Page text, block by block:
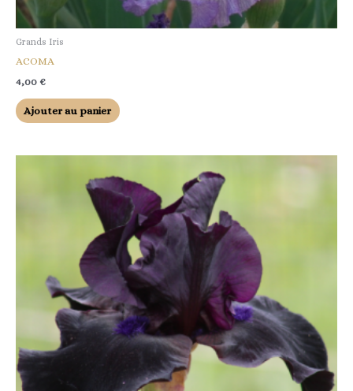
Grands Iris
ACOMA
4,00 €
Ajouter au panier